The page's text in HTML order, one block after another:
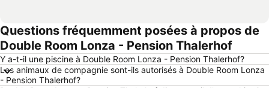
Questions fréquemment posées à propos de
Double Room Lonza - Pension Thalerhof
Y a-t-il une piscine à Double Room Lonza - Pension Thalerhof?
Les animaux de compagnie sont-ils autorisés à Double Room Lonza
- Pension Thalerhof?